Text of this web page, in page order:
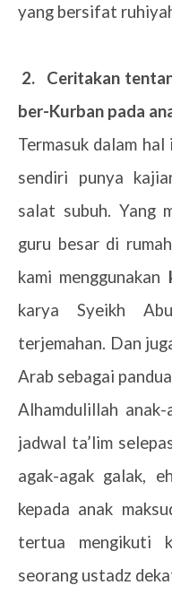
yang bersifat
Ceritakan
ber-Kurban pada
Termasuk dalam
sendiri punya
salat subuh. Yang
guru besar di
kami menggunakan
karya Syeikh
terjemahan. Dan
Arab sebagai
Alhamdulillah
jadwal ta’lim
agak-agak galak,
kepada anak
tertua mengikuti
seorang ustadz